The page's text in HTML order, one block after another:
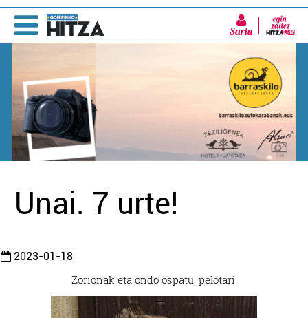
Sartu
Unai. 7 urte!
2023-01-18
Zorionak eta ondo ospatu, pelotari!